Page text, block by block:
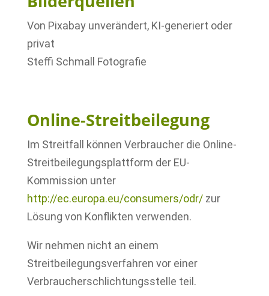
Von Pixabay unverändert, KI-generiert oder
privat
Steffi Schmall Fotografie
Online-Streitbeilegung
Im Streitfall können Verbraucher die Online-
Streitbeilegungsplattform der EU-
Kommission unter
http://ec.europa.eu/consumers/odr/zur
Lösung von Konflikten verwenden.
Wir nehmen nicht an einem
Streitbeilegungsverfahren vor einer
Verbraucherschlichtungsstelle teil.